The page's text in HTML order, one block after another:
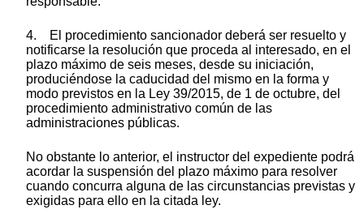
4. El procedimiento sancionador deberá ser resuelto y
notificarse la resolución que proceda al interesado, en el
plazo máximo de seis meses, desde su iniciación,
produciéndose la caducidad del mismo en la forma y
modo previstos en la Ley 39/2015, de 1 de octubre, del
procedimiento administrativo común de las
administraciones públicas.
No obstante lo anterior, el instructor del expediente podrá
acordar la suspensión del plazo máximo para resolver
cuando concurra alguna de las circunstancias previstas y
exigidas para ello en la citada ley.